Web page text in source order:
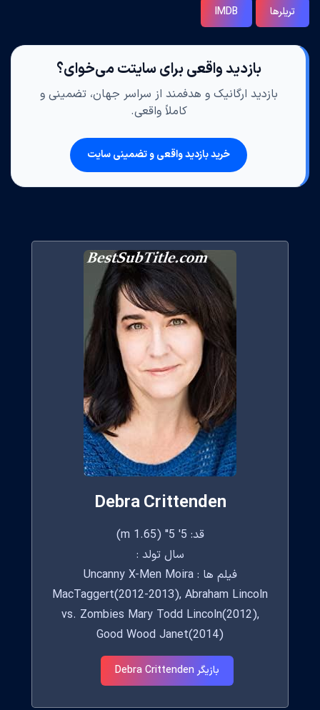
تریلرها IMDB
بازدید واقعی برای سایتت می‌خوای؟
بازدید ارگانیک و هدفمند از سراسر جهان، تضمینی و
کاملاً واقعی.
خرید بازدید واقعی و تضمینی سایت
Debra Crittenden
قد: 5' 5" (1.65 m)
سال تولد :
فیلم ها : Uncanny X-Men Moira
MacTaggert(2012-2013), Abraham Lincoln
vs. Zombies Mary Todd Lincoln(2012),
Good Wood Janet(2014)
بازیگر Debra Crittenden